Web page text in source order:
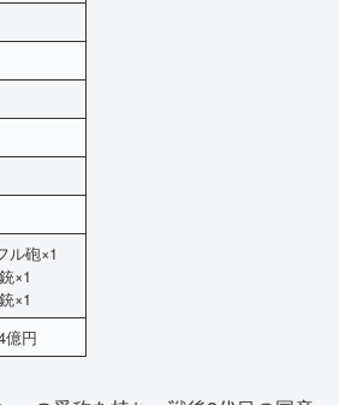
ル砲×1
×1
×1
億円